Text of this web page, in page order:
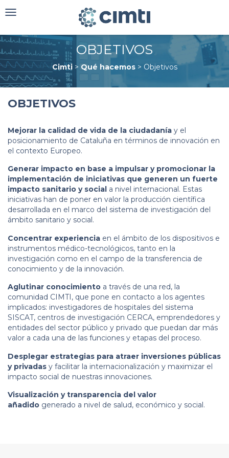
Toggle
OBJETIVOS
Cimti> Qué hacemos> Objetivos
OBJETIVOS
Mejorar la calidad de vida de la ciudadanía y el
posicionamiento de Cataluña en términos de innovación en
el contexto Europeo.
Generar impacto en base a impulsar y promocionar la
implementación de iniciativas que generen un fuerte
impacto sanitario y social a nivel internacional. Estas
iniciativas han de poner en valor la producción científica
desarrollada en el marco del sistema de investigación del
ámbito sanitario y social.
Concentrar experiencia en el ámbito de los dispositivos e
instrumentos médico-tecnológicos, tanto en la
investigación como en el campo de la transferencia de
conocimiento y de la innovación.
Aglutinar conocimiento a través de una red, la
comunidad CIMTI, que pone en contacto a los agentes
implicados: investigadores de hospitales del sistema
SISCAT, centros de investigación CERCA, emprendedores y
entidades del sector público y privado que puedan dar más
valor a cada una de las funciones y etapas del proceso.
Desplegar estrategias para atraer inversiones públicas
y privadas y facilitar la internacionalización y maximizar el
impacto social de nuestras innovaciones.
Visualización y transparencia del valor
añadido generado a nivel de salud, económico y social.